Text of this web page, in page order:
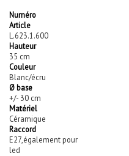
Numéro
Article
L.623.1.600
Hauteur
35 cm
Couleur
Blanc/écru
Ø base
+/- 30 cm
Matériel
Céramique
Raccord
E27,également pour
led